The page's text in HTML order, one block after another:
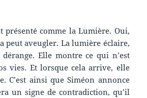
présenté comme la Lumière. Oui,
peut aveugler. La lumière éclaire,
Elle montre ce qui n’est
vies. Et lorsque cela arrive, elle
C’est ainsi que Siméon annonce
un signe de contradiction, qu’il